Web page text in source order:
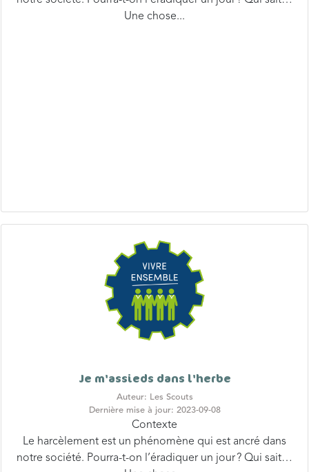
Auteur: Les Scouts
Contexte
Le harcèlement est un phénomène qui est ancré dans
notre société. Pourra-t-on l’éradiquer un jour ? Qui sait…
Une chose...